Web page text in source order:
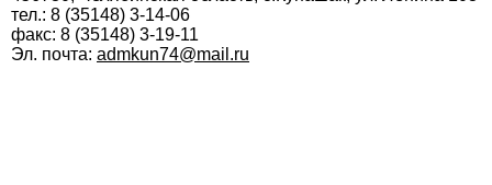
тел.: 8 (35148) 3-14-06
факс: 8 (35148) 3-19-11
Эл. почта: admkun74@mail.ru